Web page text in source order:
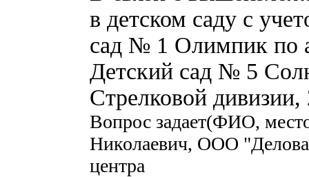
в детском саду с
сад № 1 Олимпик по
Детский сад № 5
Стрелковой
Вопрос задает(ФИО,
Николаевич, ООО
центра